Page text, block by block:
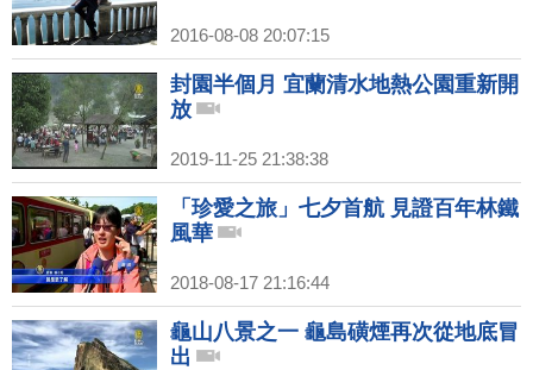
2016-08-08 20:07:15
封園半個月 宜蘭清水地熱公園重新開
放
2019-11-25 21:38:38
「珍愛之旅」七夕首航 見證百年林鐵
風華
2018-08-17 21:16:44
龜山八景之一 龜島磺煙再次從地底冒
出